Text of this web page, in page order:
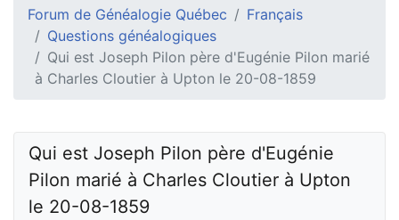
Forum de Généalogie Québec
Français
Questions généalogiques
Qui est Joseph Pilon père d'Eugénie Pilon marié
à Charles Cloutier à Upton le 20-08-1859
Qui est Joseph Pilon père d'Eugénie
Pilon marié à Charles Cloutier à Upton
le 20-08-1859